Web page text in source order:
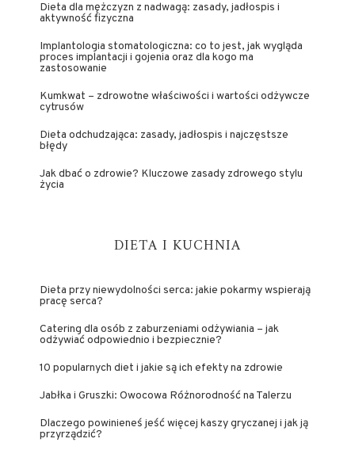
Dieta dla mężczyzn z nadwagą: zasady, jadłospis i
aktywność fizyczna
Implantologia stomatologiczna: co to jest, jak wygląda
proces implantacji i gojenia oraz dla kogo ma
zastosowanie
Kumkwat – zdrowotne właściwości i wartości odżywcze
cytrusów
Dieta odchudzająca: zasady, jadłospis i najczęstsze
błędy
Jak dbać o zdrowie? Kluczowe zasady zdrowego stylu
życia
DIETA I KUCHNIA
Dieta przy niewydolności serca: jakie pokarmy wspierają
pracę serca?
Catering dla osób z zaburzeniami odżywiania – jak
odżywiać odpowiednio i bezpiecznie?
10 popularnych diet i jakie są ich efekty na zdrowie
Jabłka i Gruszki: Owocowa Różnorodność na Talerzu
Dlaczego powinieneś jeść więcej kaszy gryczanej i jak ją
przyrządzić?